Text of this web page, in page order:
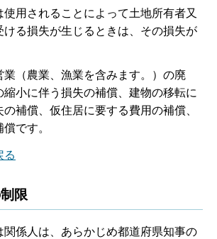
使用されることによって土地所有者又
ける損失が生じるときは、その損失が
業（農業、漁業を含みます。）の廃
縮小に伴う損失の補償、建物の移転に
補償、仮住居に要する費用の補償、
です。
る
限
関係人は、あらかじめ都道府県知事の